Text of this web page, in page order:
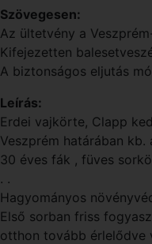
Szövegesen:
Az ültetvény a
Kifejezetten
A biztonságos eljutás
Leírás:
Erdei vajkörte, Clapp
Veszprém határában
30 éves fák , füves
. .
Hagyományos
Első sorban friss
otthon tovább érlelődve